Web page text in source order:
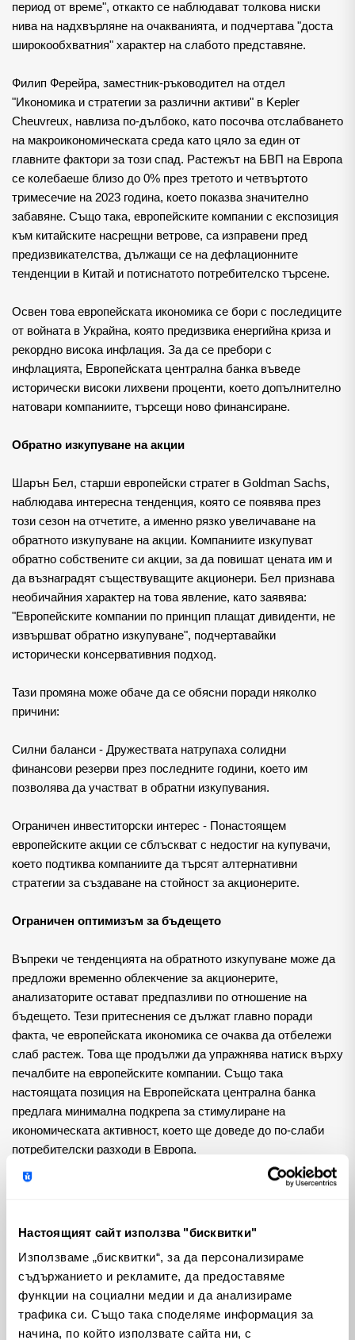
Настоящият сайт използва "бисквитки"
Използваме „бисквитки“, за да персонализираме
съдържанието и рекламите, да предоставяме
функции на социални медии и да анализираме
трафика си. Също така споделяме информация за
начина, по който използвате сайта ни, с
период от време", откакто се наблюдават толкова ниски
нива на надхвърляне на очакванията, и подчертава "доста
широкообхватния" характер на слабото представяне.
Филип Ферейра, заместник-ръководител на отдел
"Икономика и стратегии за различни активи" в Kepler
Cheuvreux, навлиза по-дълбоко, като посочва отслабването
на макроикономическата среда като цяло за един от
главните фактори за този спад. Растежът на БВП на Европа
се колебаеше близо до 0% през третото и четвъртото
тримесечие на 2023 година, което показва значително
забавяне. Също така, европейските компании с експозиция
към китайските насрещни ветрове, са изправени пред
предизвикателства, дължащи се на дефлационните
тенденции в Китай и потиснатото потребителско търсене.
Освен това европейската икономика се бори с последиците
от войната в Украйна, която предизвика енергийна криза и
рекордно висока инфлация. За да се пребори с
инфлацията, Европейската централна банка въведе
исторически високи лихвени проценти, което допълнително
натовари компаниите, търсещи ново финансиране.
Обратно изкупуване на акции
Шарън Бел, старши европейски стратег в Goldman Sachs,
наблюдава интересна тенденция, която се появява през
този сезон на отчетите, а именно рязко увеличаване на
обратното изкупуване на акции. Компаниите изкупуват
обратно собствените си акции, за да повишат цената им и
да възнаградят съществуващите акционери. Бел признава
необичайния характер на това явление, като заявява:
"Европейските компании по принцип плащат дивиденти, не
извършват обратно изкупуване", подчертавайки
исторически консервативния подход.
Тази промяна може обаче да се обясни поради няколко
причини:
Силни баланси - Дружествата натрупаха солидни
финансови резерви през последните години, което им
позволява да участват в обратни изкупувания.
Ограничен инвеститорски интерес - Понастоящем
европейските акции се сблъскват с недостиг на купувачи,
което подтиква компаниите да търсят алтернативни
стратегии за създаване на стойност за акционерите.
Ограничен оптимизъм за бъдещето
Въпреки че тенденцията на обратното изкупуване може да
предложи временно облекчение за акционерите,
анализаторите остават предпазливи по отношение на
бъдещето. Тези притеснения се дължат главно поради
факта, че европейската икономика се очаква да отбележи
слаб растеж. Това ще продължи да упражнява натиск върху
печалбите на европейските компании. Също така
настоящата позиция на Европейската централна банка
предлага минимална подкрепа за стимулиране на
икономическата активност, което ще доведе до по-слаби
потребителски разходи в Европа.
Макар че цялостната перспектива остава предпазлива,
компаниите с експозиция към пазара на САЩ, който
Освен това компаниите, които успешно навлизат в бързо
развиващите се нововъзникващи пазари (Emerging
markets), биха могли да постигнат положителни резултати,
предлагайки лъч надежда на фона на по-широките